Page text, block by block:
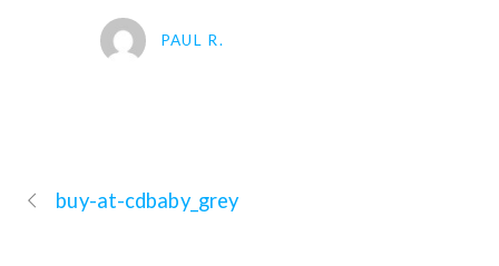
PAUL R.
buy-at-cdbaby_grey